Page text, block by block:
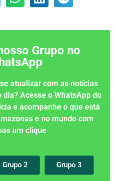
Grupo no
atualizar com as notícias
Acesse o WhatsApp do
e acompanhe o que está
e no mundo com
um clique
Grupo 2 Grupo 3